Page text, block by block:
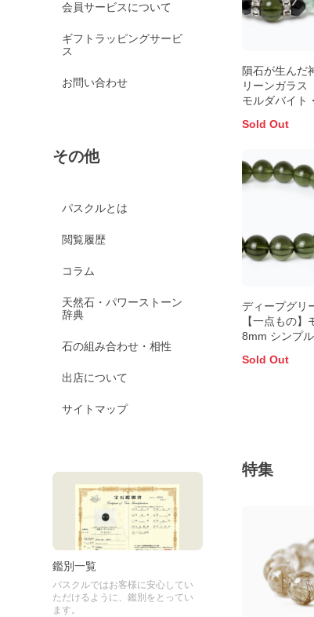
会員サービスについて
ギフトラッピングサービ
ス
お問い合わせ
その他
パスクルとは
閲覧履歴
コラム
天然石・パワーストーン
辞典
石の組み合わせ・相性
出店について
サイトマップ
鑑別一覧
パスクルではお客様に安心してい
ただけるように、鑑別をとってい
ます。
隕石が生んだ
リーンガラス
モルダバイト
Sold Out
ディープグリ
【一点もの】
8mm シンプル
Sold Out
特集